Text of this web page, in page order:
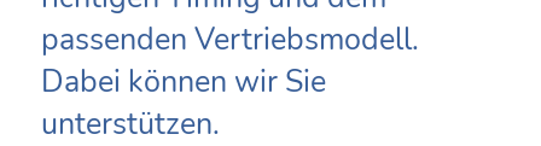
passenden Vertriebsmodell.
Dabei können wir Sie
unterstützen.